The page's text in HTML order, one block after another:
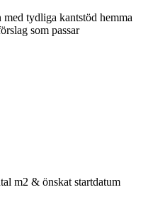
tydliga kantstöd hemma
som passar
m2 & önskat startdatum